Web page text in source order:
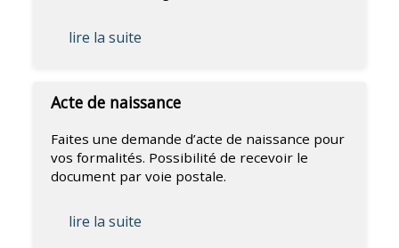
lire la suite
Acte de naissance
Faites une demande d’acte de naissance pour
vos formalités. Possibilité de recevoir le
document par voie postale.
lire la suite